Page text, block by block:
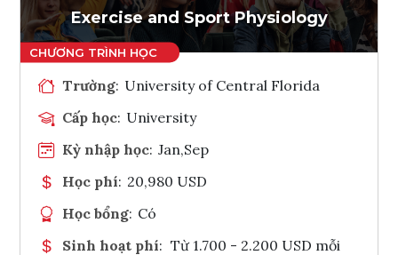
Exercise and Sport Physiology
Trường: University of Central Florida
Cấp học: University
Kỳ nhập học: Jan,Sep
Học phí: 20,980 USD
Học bổng: Có
Sinh hoạt phí: Từ 1.700 - 2.200 USD mỗi